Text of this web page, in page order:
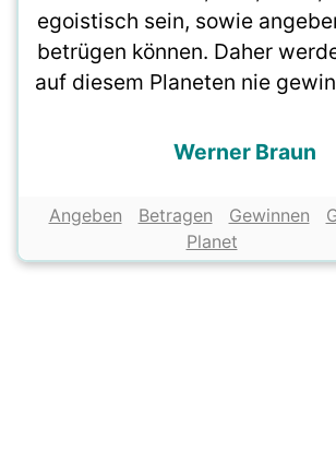
egoistisch sein, sowie
betrügen können. Daher
auf diesem Planeten nie
Werner Braun
Angeben Betragen Gewinnen
Planet